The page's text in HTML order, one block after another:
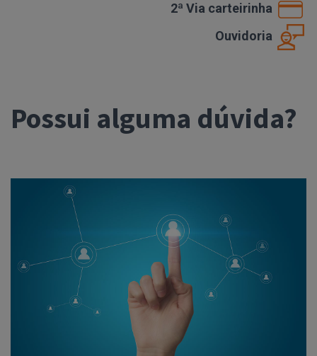
2ª Via carteirinha
Ouvidoria
Possui alguma dúvida?